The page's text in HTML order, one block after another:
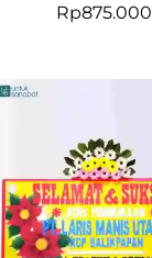
Rp875.000